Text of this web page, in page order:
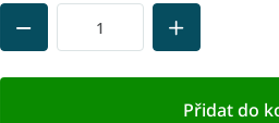
Přidat do